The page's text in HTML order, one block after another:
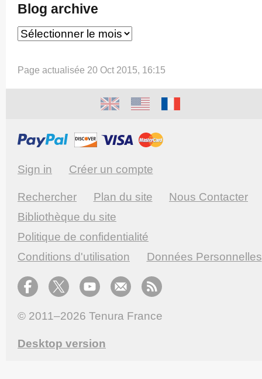
Blog archive
Page actualisée 20 Oct 2015, 16:15
Sign in Créer un compte
Rechercher Plan du site
Nous Contacter
Bibliothèque du site
Politique de confidentialité
Conditions d'utilisation
Données Personnelles
© 2011–2026 Tenura France
Desktop version